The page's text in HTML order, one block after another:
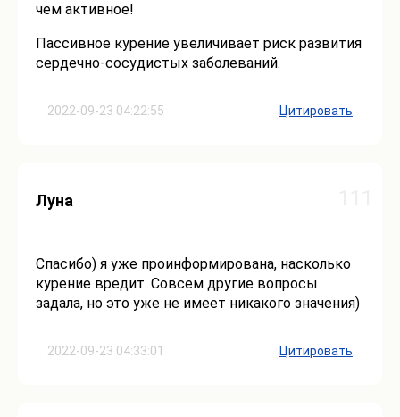
2022-09-23 04:22:55
чем активное!
Пассивное курение увеличивает риск развития
сердечно-сосудистых заболеваний.
Цитировать
2022-09-23 04:33:01
Луна
Спасибо) я уже проинформирована, насколько
курение вредит. Совсем другие вопросы
задала, но это уже не имеет никакого значения)
Цитировать